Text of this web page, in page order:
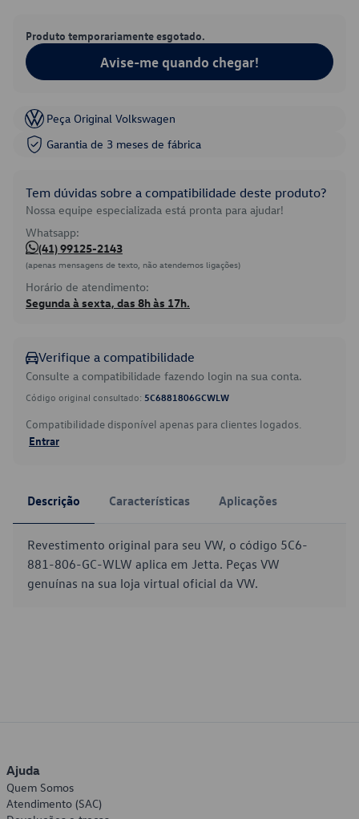
Produto temporariamente esgotado.
Avise-me quando chegar!
Peça Original Volkswagen
Garantia de 3 meses de fábrica
Tem dúvidas sobre a compatibilidade deste produto?
Nossa equipe especializada está pronta para ajudar!
Whatsapp:
(41) 99125-2143
(apenas mensagens de texto, não atendemos ligações)
Horário de atendimento:
Segunda à sexta, das 8h às 17h.
Verifique a compatibilidade
Consulte a compatibilidade fazendo login na sua conta.
Código original consultado: 5C6881806GCWLW
Compatibilidade disponível apenas para clientes logados.
Entrar
Descrição Características Aplicações
Revestimento original para seu VW, o código 5C6-
881-806-GC-WLW aplica em Jetta. Peças VW
genuínas na sua loja virtual oficial da VW.
Ajuda
Quem Somos
Atendimento (SAC)